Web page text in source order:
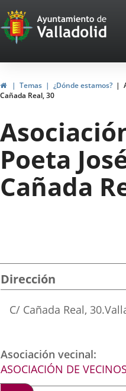
Portal
Web
del
de
Valladolid
InicioTemas ¿Dónde estamos?
Cañada Real, 30
Poeta
Cañada
Dirección
Dirección
C/ Cañada Real, 30.
Asociación vecinal
ASOCIACIÓN DE